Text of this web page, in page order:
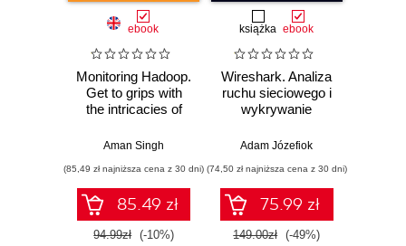
ebook
Monitoring Hadoop.
Get to grips with
the intricacies of
using the power of
Nagios
Aman Singh
(85,49 zł najniższa cena z 30 dni)
85.49 zł
94.99zł (-10%)
książka ebook
Wireshark. Analiza
ruchu sieciowego i
wykrywanie
Adam Józefiok
(74,50 zł najniższa cena z 30 dni)
75.99 zł
149.00zł (-49%)